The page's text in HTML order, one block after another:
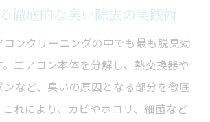
徹底的な臭い除去の実践術
ンクリーニングの中でも最も脱臭効
エアコン本体を分解し、熱交換器や
ンなど、臭いの原因となる部分を徹底
れにより、カビやホコリ、細菌など